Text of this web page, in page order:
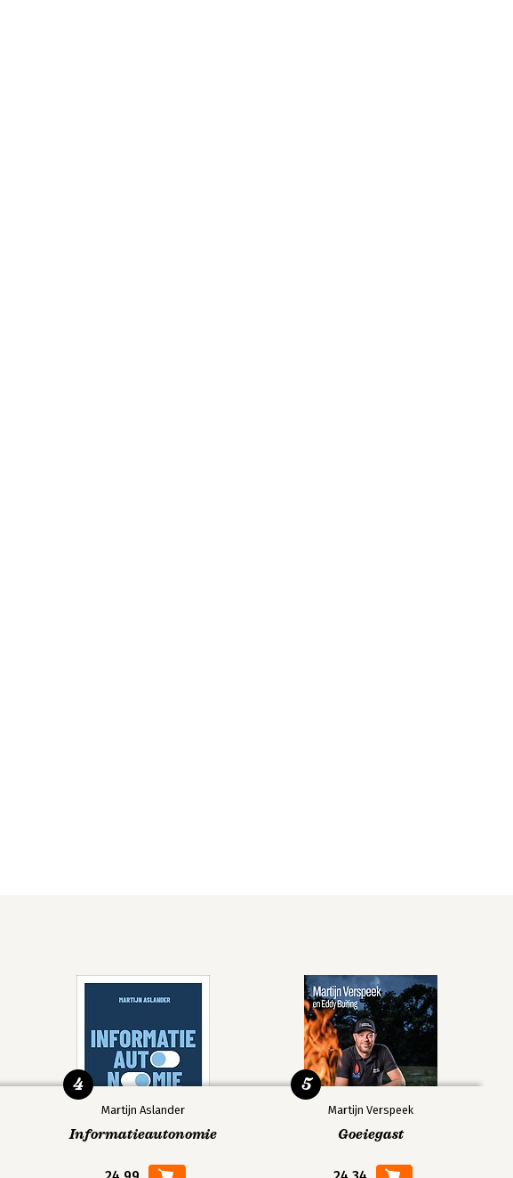
Martijn Aslander
Informatieautonomie
4
Martijn Verspeek
Goeiegast
5